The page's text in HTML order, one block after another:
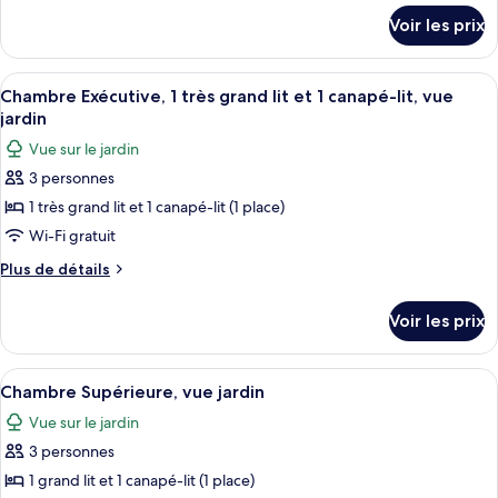
Chambre
Supérieure,
vue
jardin
(Garden
Side)
le
type
de
chambre
Chambre
Supérieure,
vue
jardin
(Garden
Side)
Voir les prix
Afficher
toutes
les
photos
pour
ce
type
de
Exécutive,
très
grand
lit
et
Une chambre d’hôtel avec un lit, un
6
Chambre Exécutive, 1 très grand lit et 1 canapé-lit, vue
jardin
Vue sur le jardin
3 personnes
1 très grand lit et 1 canapé-lit (1 place)
Wi-Fi gratuit
Plus de détails
Plus
le
type
de
chambre
Chambre
Exécutive,
très
Voir les prix
Afficher
toutes
les
photos
pour
Literie de qualité supérieure, matelas
8
Chambre Supérieure, vue jardin
Vue sur le jardin
3 personnes
1 grand lit et 1 canapé-lit (1 place)